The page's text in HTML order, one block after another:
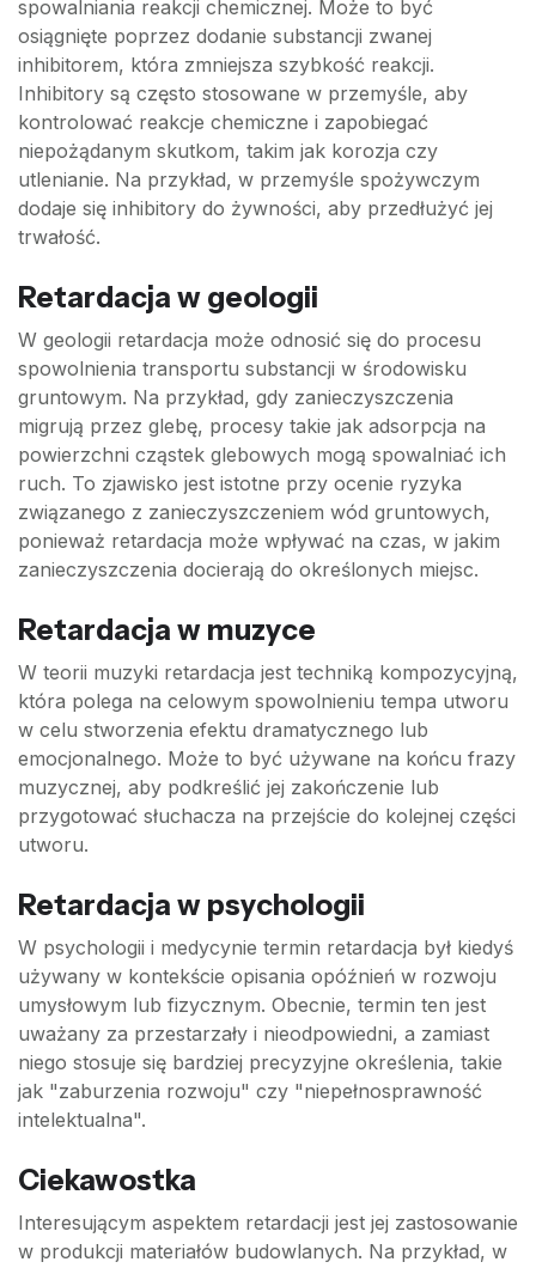
spowalniania reakcji chemicznej. Może to być
osiągnięte poprzez dodanie substancji zwanej
inhibitorem, która zmniejsza szybkość reakcji.
Inhibitory są często stosowane w przemyśle, aby
kontrolować reakcje chemiczne i zapobiegać
niepożądanym skutkom, takim jak korozja czy
utlenianie. Na przykład, w przemyśle spożywczym
dodaje się inhibitory do żywności, aby przedłużyć jej
trwałość.
Retardacja w geologii
W geologii retardacja może odnosić się do procesu
spowolnienia transportu substancji w środowisku
gruntowym. Na przykład, gdy zanieczyszczenia
migrują przez glebę, procesy takie jak adsorpcja na
powierzchni cząstek glebowych mogą spowalniać ich
ruch. To zjawisko jest istotne przy ocenie ryzyka
związanego z zanieczyszczeniem wód gruntowych,
ponieważ retardacja może wpływać na czas, w jakim
zanieczyszczenia docierają do określonych miejsc.
Retardacja w muzyce
W teorii muzyki retardacja jest techniką kompozycyjną,
która polega na celowym spowolnieniu tempa utworu
w celu stworzenia efektu dramatycznego lub
emocjonalnego. Może to być używane na końcu frazy
muzycznej, aby podkreślić jej zakończenie lub
przygotować słuchacza na przejście do kolejnej części
utworu.
Retardacja w psychologii
W psychologii i medycynie termin retardacja był kiedyś
używany w kontekście opisania opóźnień w rozwoju
umysłowym lub fizycznym. Obecnie, termin ten jest
uważany za przestarzały i nieodpowiedni, a zamiast
niego stosuje się bardziej precyzyjne określenia, takie
jak "zaburzenia rozwoju" czy "niepełnosprawność
intelektualna".
Ciekawostka
Interesującym aspektem retardacji jest jej zastosowanie
w produkcji materiałów budowlanych. Na przykład, w